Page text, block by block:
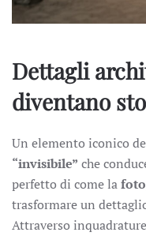
Dettagli
diventano
Un elemento iconico
“invisibile” che
perfetto di come la
trasformare un
Attraverso